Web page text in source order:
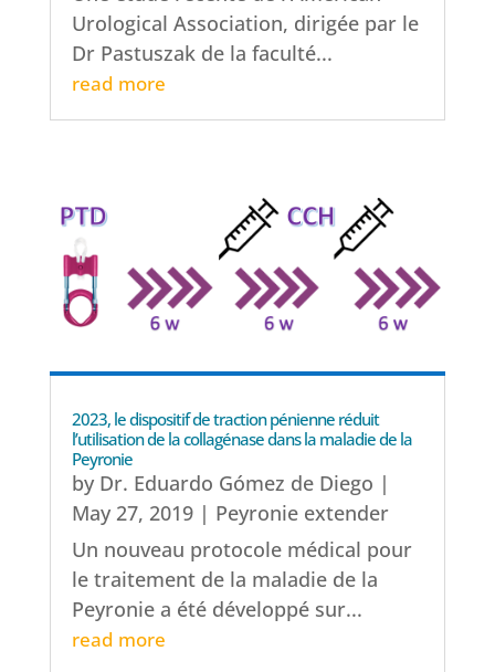
Urological Association, dirigée par le
Dr Pastuszak de la faculté...
read more
2023, le dispositif de traction pénienne réduit
l’utilisation de la collagénase dans la maladie de la
Peyronie
by Dr. Eduardo Gómez de Diego |
May 27, 2019| Peyronie extender
Un nouveau protocole médical pour
le traitement de la maladie de la
Peyronie a été développé sur...
read more